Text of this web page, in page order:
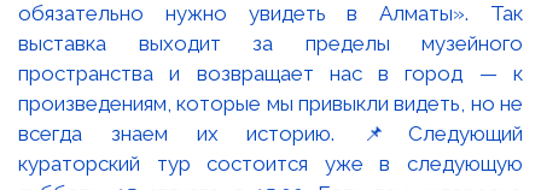
обязательно нужно увидеть в Алматы». Так
выставка выходит за пределы музейного
пространства и возвращает нас в город — к
произведениям, которые мы привыкли видеть, но не
всегда знаем их историю. 📌Следующий
кураторский тур состоится уже в следующую